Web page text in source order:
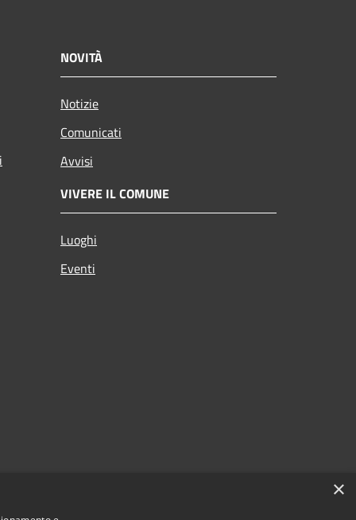
NOVITÀ
Notizie
Comunicati
Avvisi
VIVERE IL COMUNE
Luoghi
Eventi
×